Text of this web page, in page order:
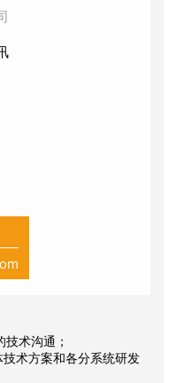
术沟通；
术方案和各分系统研发